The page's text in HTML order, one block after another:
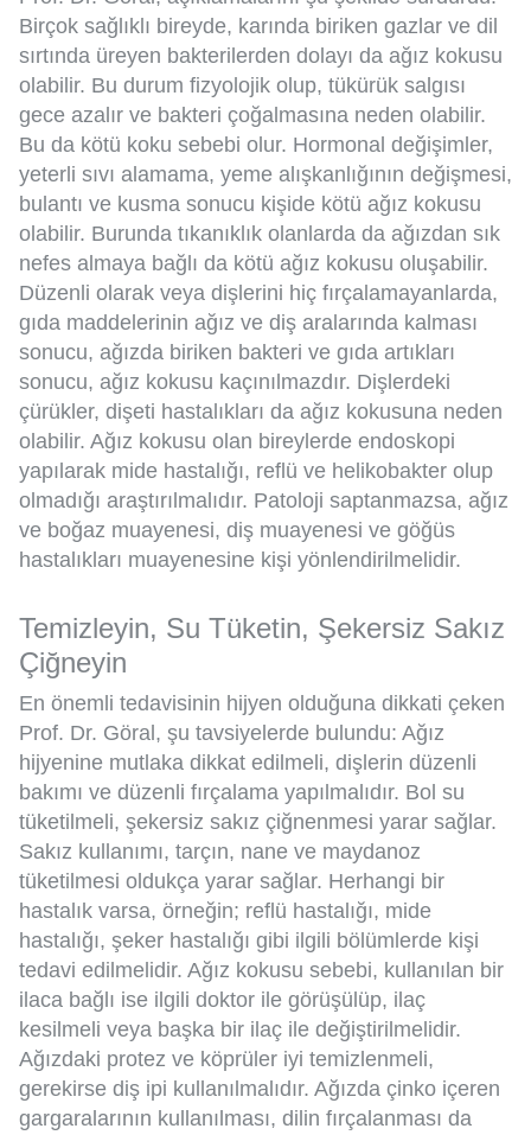
Birçok sağlıklı bireyde, karında biriken gazlar ve dil
sırtında üreyen bakterilerden dolayı da ağız kokusu
olabilir. Bu durum fizyolojik olup, tükürük salgısı
gece azalır ve bakteri çoğalmasına neden olabilir.
Bu da kötü koku sebebi olur. Hormonal değişimler,
yeterli sıvı alamama, yeme alışkanlığının değişmesi,
bulantı ve kusma sonucu kişide kötü ağız kokusu
olabilir. Burunda tıkanıklık olanlarda da ağızdan sık
nefes almaya bağlı da kötü ağız kokusu oluşabilir.
Düzenli olarak veya dişlerini hiç fırçalamayanlarda,
gıda maddelerinin ağız ve diş aralarında kalması
sonucu, ağızda biriken bakteri ve gıda artıkları
sonucu, ağız kokusu kaçınılmazdır. Dişlerdeki
çürükler, dişeti hastalıkları da ağız kokusuna neden
olabilir. Ağız kokusu olan bireylerde endoskopi
yapılarak mide hastalığı, reflü ve helikobakter olup
olmadığı araştırılmalıdır. Patoloji saptanmazsa, ağız
ve boğaz muayenesi, diş muayenesi ve göğüs
hastalıkları muayenesine kişi yönlendirilmelidir.
Temizleyin, Su Tüketin, Şekersiz Sakız
Çiğneyin
En önemli tedavisinin hijyen olduğuna dikkati çeken
Prof. Dr. Göral, şu tavsiyelerde bulundu: Ağız
hijyenine mutlaka dikkat edilmeli, dişlerin düzenli
bakımı ve düzenli fırçalama yapılmalıdır. Bol su
tüketilmeli, şekersiz sakız çiğnenmesi yarar sağlar.
Sakız kullanımı, tarçın, nane ve maydanoz
tüketilmesi oldukça yarar sağlar. Herhangi bir
hastalık varsa, örneğin; reflü hastalığı, mide
hastalığı, şeker hastalığı gibi ilgili bölümlerde kişi
tedavi edilmelidir. Ağız kokusu sebebi, kullanılan bir
ilaca bağlı ise ilgili doktor ile görüşülüp, ilaç
kesilmeli veya başka bir ilaç ile değiştirilmelidir.
Ağızdaki protez ve köprüler iyi temizlenmeli,
gerekirse diş ipi kullanılmalıdır. Ağızda çinko içeren
gargaralarının kullanılması, dilin fırçalanması da